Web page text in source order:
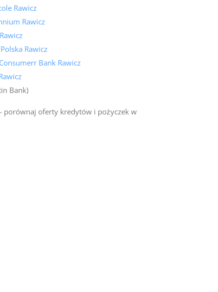
Rawicz
Rawicz
Rawicz
Bank Rawicz
Bank)
porównaj oferty kredytów i pożyczek w